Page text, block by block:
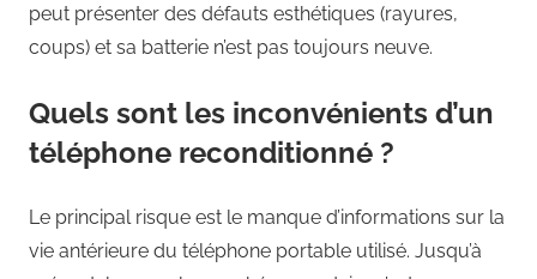
peut présenter des défauts esthétiques (rayures,
coups) et sa batterie n’est pas toujours neuve.
Quels sont les inconvénients d’un
téléphone reconditionné ?
Le principal risque est le manque d’informations sur la
vie antérieure du téléphone portable utilisé. Jusqu’à